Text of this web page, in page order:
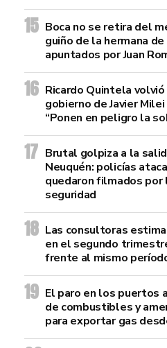
Boca no se retira del
guiño de la hermana
apuntados por Juan
Ricardo Quintela
gobierno de Javier
“Ponen en peligro la
Brutal golpiza a la
Neuquén: policías
quedaron filmados por
seguridad
Las consultoras
en el segundo
frente al mismo
El paro en los puertos
de combustibles y
para exportar gas